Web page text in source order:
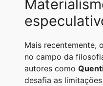
Mais recentemente,
no campo da
autores como
desafia as